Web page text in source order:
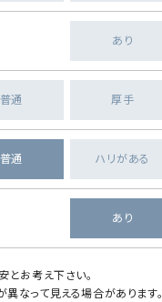
あり
普通 厚手
普通 ハリがある
あり
とお考え下さい。
なって見える場合があります。